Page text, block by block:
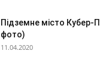
Підземне місто Кубер-
фото)
11.04.2020